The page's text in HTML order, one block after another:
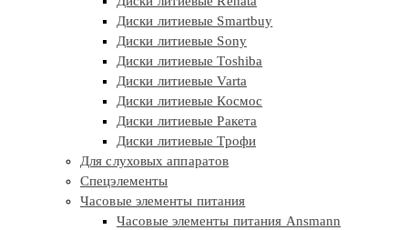
Диски литиевые Smartbuy
Диски литиевые Sony
Диски литиевые Toshiba
Диски литиевые Varta
Диски литиевые Космос
Диски литиевые Ракета
Диски литиевые Трофи
Для слуховых аппаратов
Спецэлементы
Часовые элементы питания
Часовые элементы питания Ansmann